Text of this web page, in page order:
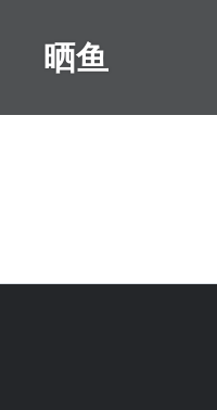
content晒鱼